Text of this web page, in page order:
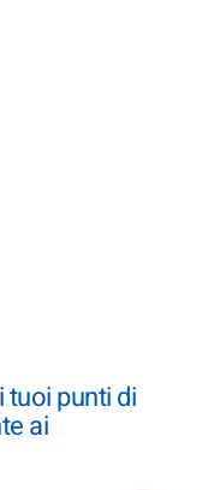
tuoi punti di
ai